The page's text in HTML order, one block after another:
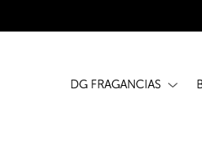
DG FRAGANCIAS